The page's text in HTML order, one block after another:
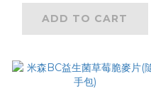
ADD TO CART